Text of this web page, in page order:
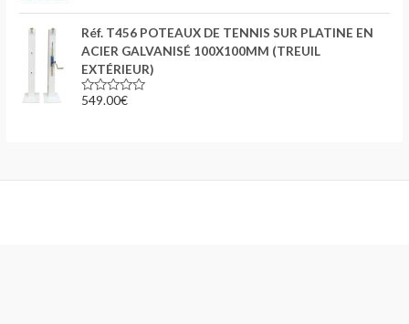
r
5
o
e
0
u
r
5
Réf. T456 POTEAUX DE TENNIS SUR PLATINE EN
ACIER GALVANISÉ 100X100MM (TREUIL
EXTÉRIEUR)
N
549.00€